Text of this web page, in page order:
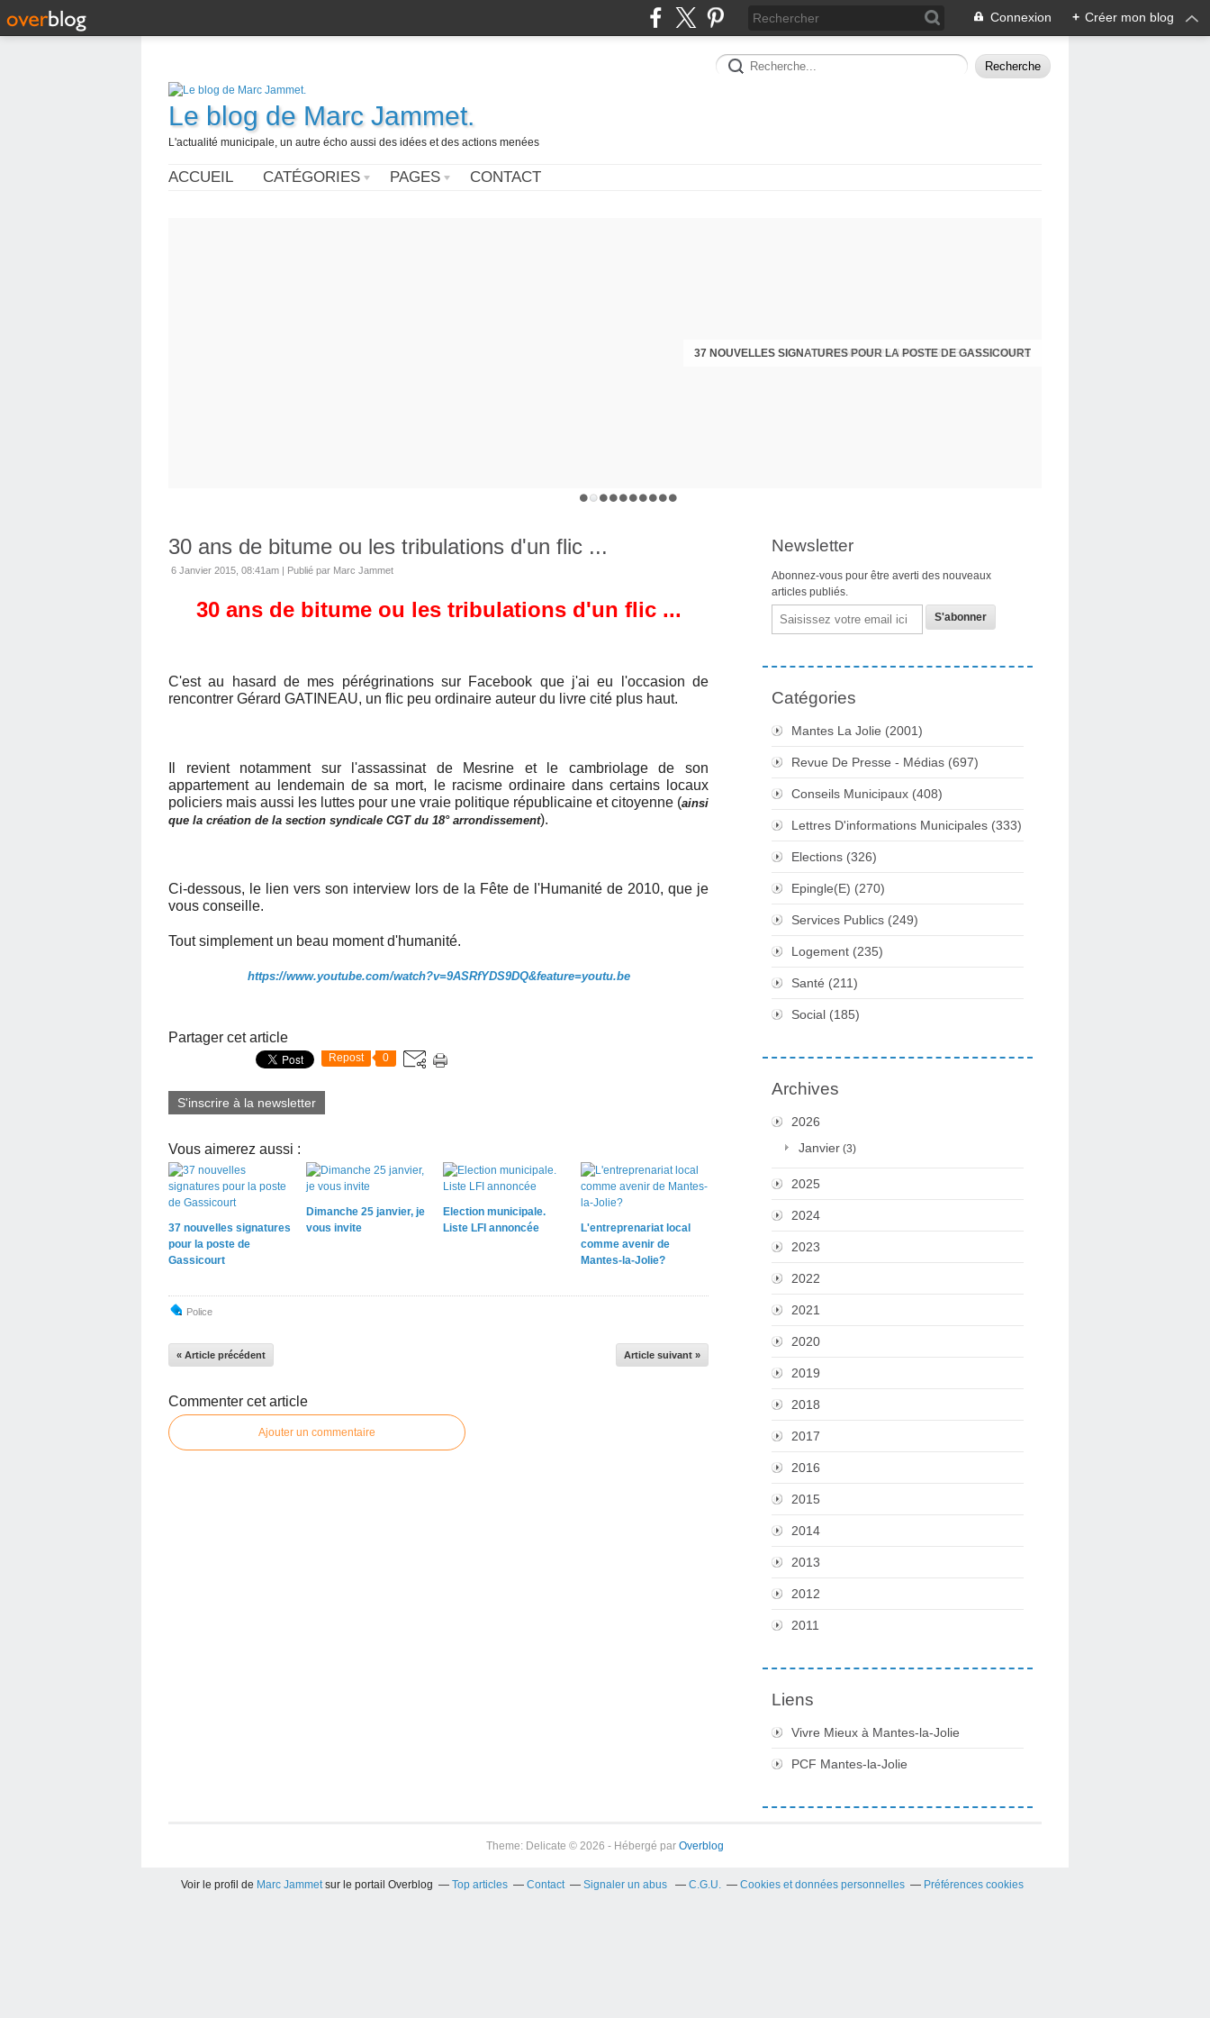
Connexion + Créer mon blog
Le blog de Marc Jammet.
L'actualité municipale, un autre écho aussi des idées et des actions menées
ACCUEIL CATÉGORIES PAGES CONTACT
37 NOUVELLES SIGNATURES POUR LA POSTE DE GASSICOURT
DIMANCHE 25 JANVIER, JE VOUS INVITE
30 ans de bitume ou les tribulations d'un flic ...
6 Janvier 2015, 08:41am | Publié par Marc Jammet
30 ans de bitume ou les tribulations d'un flic ...
C'est au hasard de mes pérégrinations sur Facebook que j'ai eu l'occasion de
rencontrer Gérard GATINEAU, un flic peu ordinaire auteur du livre cité plus haut.
Il revient notamment sur l'assassinat de Mesrine et le cambriolage de son
appartement au lendemain de sa mort, le racisme ordinaire dans certains locaux
policiers mais aussi les luttes pour une vraie politique républicaine et citoyenne (ainsi
que la création de la section syndicale CGT du 18° arrondissement).
Ci-dessous, le lien vers son interview lors de la Fête de l'Humanité de 2010, que je
vous conseille.
Tout simplement un beau moment d'humanité.
https://www.youtube.com/watch?v=9ASRfYDS9DQ&feature=youtu.be
Partager cet article
Repost 0
S'inscrire à la newsletter
Vous aimerez aussi :
37 nouvelles signatures
pour la poste de
Gassicourt
Dimanche 25 janvier, je
vous invite
Election municipale.
Liste LFI annoncée
L'entreprenariat local
comme avenir de
Mantes-la-Jolie?
Police
« Article précédent Article suivant »
Commenter cet article
Ajouter un commentaire
Newsletter
Abonnez-vous pour être averti des nouveaux
articles publiés.
Email
Catégories
Mantes La Jolie (2001)
Revue De Presse - Médias (697)
Conseils Municipaux (408)
Lettres D'informations Municipales (333)
Elections (326)
Epingle(e) (270)
Services Publics (249)
Logement (235)
Santé (211)
Social (185)
Archives
2026
Janvier (3)
2025
2024
2023
2022
2021
2020
2019
2018
2017
2016
2015
2014
2013
2012
2011
Liens
Vivre Mieux à Mantes-la-Jolie
PCF Mantes-la-Jolie
Theme: Delicate © 2026 - Hébergé par Overblog
Voir le profil de Marc Jammetsur le portail Overblog Top articles Contact Signaler un abus C.G.U. Cookies et données personnelles Préférences cookies